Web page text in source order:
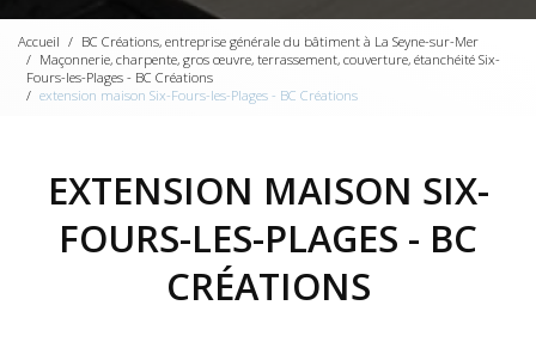
Accueil
BC Créations, entreprise générale du bâtiment à La Seyne-sur-Mer
Maçonnerie, charpente, gros œuvre, terrassement, couverture, étanchéité Six-
Fours-les-Plages - BC Créations
extension maison Six-Fours-les-Plages - BC Créations
EXTENSION MAISON SIX-
FOURS-LES-PLAGES - BC
CRÉATIONS